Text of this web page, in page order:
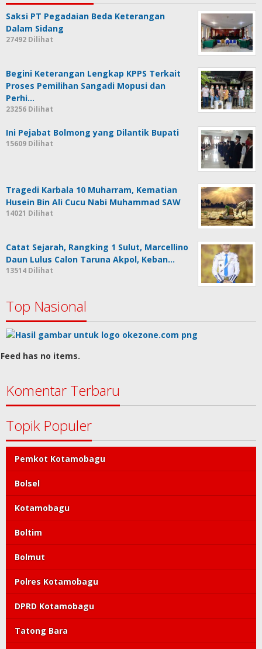
Saksi PT Pegadaian Beda Keterangan
Dalam Sidang
27492 Dilihat
Begini Keterangan Lengkap KPPS Terkait
Proses Pemilihan Sangadi Mopusi dan
Perhi…
23256 Dilihat
Ini Pejabat Bolmong yang Dilantik Bupati
15609 Dilihat
Tragedi Karbala 10 Muharram, Kematian
Husein Bin Ali Cucu Nabi Muhammad SAW
14021 Dilihat
Catat Sejarah, Rangking 1 Sulut, Marcellino
Daun Lulus Calon Taruna Akpol, Keban…
13514 Dilihat
Top Nasional
Feed has no items.
Komentar Terbaru
Topik Populer
Pemkot Kotamobagu
Bolsel
Kotamobagu
Boltim
Bolmut
Polres Kotamobagu
DPRD Kotamobagu
Tatong Bara